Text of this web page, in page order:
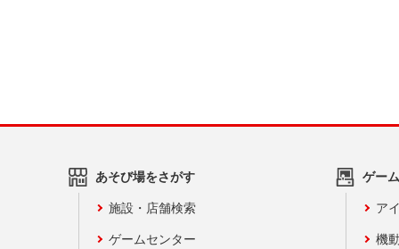
あそび場をさがす
施設・店舗検索
ゲームセンター
ゲー
ア
機